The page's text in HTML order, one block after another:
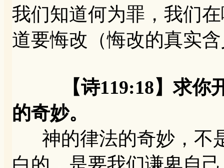
我们知道何为罪，我们
道要悔改（悔改的真实
【诗119:18】求
的奇妙。
神的律法的奇妙，不